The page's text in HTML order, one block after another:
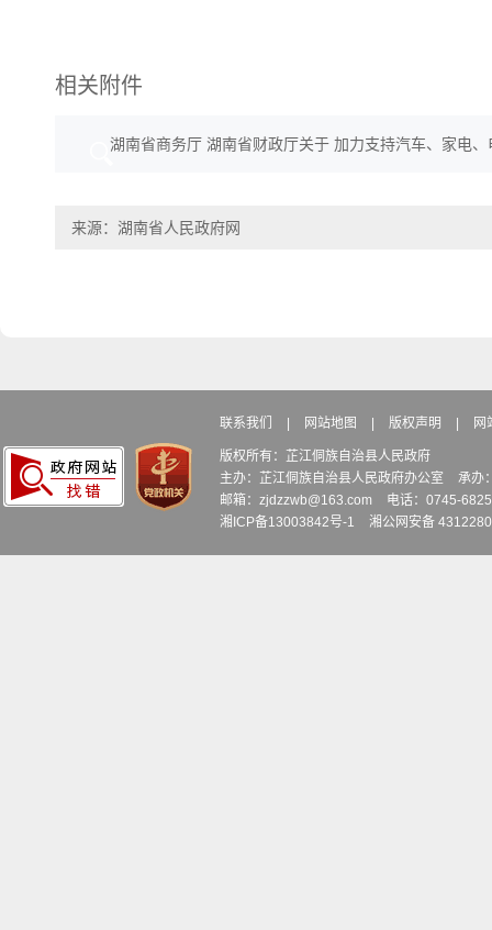
相关附件
湖南省商务厅 湖南省财政厅关于 加力支持汽车、家电
来源：湖南省人民政府网
联系我们 网站地图 版权声明 网
版权所有：芷江侗族自治县人民政府
主办：芷江侗族自治县人民政府办公室
承办
邮箱：zjdzzwb@163.com
电话：0745-
湘ICP备13003842号-1
湘公网安备